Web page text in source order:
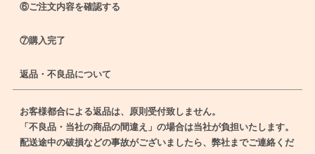
⑥ご注文内容を確認する
⑦購入完了
返品・不良品について
お客様都合による返品は、原則受付致しません。
「不良品・当社の商品の間違え」の場合は当社が負担いたします。
配送途中の破損などの事故がございましたら、弊社までご連絡くだ